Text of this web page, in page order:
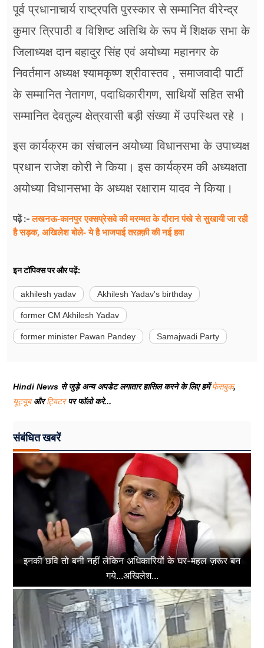
पूर्व प्रधानाचार्य राष्ट्रपति पुरस्कार से सम्मानित वीरेन्द्र
कुमार त्रिपाठी व विशिष्ट अतिथि के रूप में शिक्षक सभा के
जिलाध्यक्ष दान बहादुर सिंह एवं अयोध्या महानगर के
निवर्तमान अध्यक्ष श्यामकृष्ण श्रीवास्तव , समाजवादी पार्टी
के सम्मानित नेतागण, पदाधिकारीगण, साथियों सहित सभी
सम्मानित देवतुल्य क्षेत्रवासी बड़ी संख्या में उपस्थित रहे ।
इस कार्यक्रम का संचालन अयोध्या विधानसभा के उपाध्यक्ष
प्रधान राजेश कोरी ने किया। इस कार्यक्रम की अध्यक्षता
अयोध्या विधानसभा के अध्यक्ष रक्षाराम यादव ने किया।
पढ़ें :-लखनऊ-कानपुर एक्सप्रेसवे की मरम्मत के दौरान पंखे से सुखायी जा रही
है सड़क, अखिलेश बोले- ये है भाजपाई तरक़्क़ी की नई हवा
इन टॉपिक्स पर और पढ़ें:
akhilesh yadav Akhilesh Yadav's birthday
former CM Akhilesh Yadav
former minister Pawan Pandey Samajwadi Party
Hindi News से जुड़े अन्य अपडेट लगातार हासिल करने के लिए हमेंफेसबुक,
यूट्यूबऔरट्विटरपर फॉलो करे...
संबंधित खबरें
इनकी छवि तो बनी नहीं लेकिन अधिकारियों के घर-महल ज़रूर बन
गये...अखिलेश...